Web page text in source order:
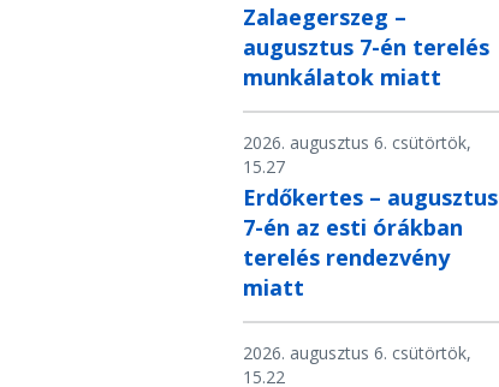
Zalaegerszeg –
augusztus 7-én terelés
munkálatok miatt
2026. augusztus 6. csütörtök,
15.27
Erdőkertes – augusztus
7-én az esti órákban
terelés rendezvény
miatt
2026. augusztus 6. csütörtök,
15.22